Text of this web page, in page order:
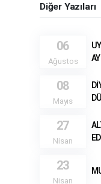
Diğer Yazıları
06
Ağustos
08
Mayıs
27
Nisan
23
Nisan